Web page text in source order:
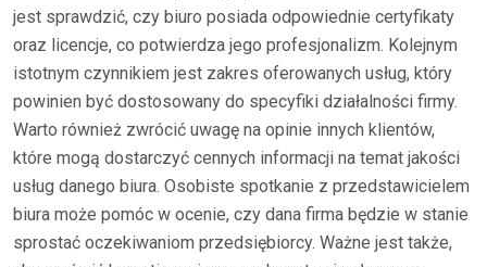
jest sprawdzić, czy biuro posiada odpowiednie certyfikaty
oraz licencje, co potwierdza jego profesjonalizm. Kolejnym
istotnym czynnikiem jest zakres oferowanych usług, który
powinien być dostosowany do specyfiki działalności firmy.
Warto również zwrócić uwagę na opinie innych klientów,
które mogą dostarczyć cennych informacji na temat jakości
usług danego biura. Osobiste spotkanie z przedstawicielem
biura może pomóc w ocenie, czy dana firma będzie w stanie
sprostać oczekiwaniom przedsiębiorcy. Ważne jest także,